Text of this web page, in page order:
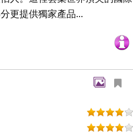
更提供獨家產品...